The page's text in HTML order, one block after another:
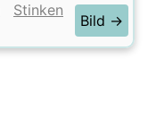
Stinken
Bild →